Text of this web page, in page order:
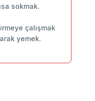
sokmak.
çalışmak
yemek.